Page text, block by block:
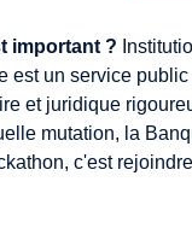
important ?
est un service
et juridique
mutation, la
c'est